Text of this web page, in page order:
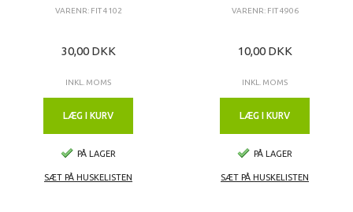
VARENR: FIT 4102
30,00 DKK
INKL. MOMS
LÆG I KURV
PÅ LAGER
SÆT PÅ HUSKELISTEN
VARENR: FIT 4906
10,00 DKK
INKL. MOMS
LÆG I KURV
PÅ LAGER
SÆT PÅ HUSKELISTEN